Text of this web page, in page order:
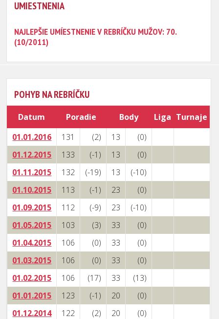
UMIESTNENIA
NAJLEPŠIE UMÍESTNENIE V REBRÍČKU MUŽOV: 70.
(10/2011)
POHYB NA REBRÍČKU
Datum Poradie Body Liga Turnaje
01.01.2016
131 (2) 13
(0)
01.12.2015
133 (-1) 13
(0)
01.11.2015
132 (-19) 13
(-10)
01.10.2015
113 (-1) 23
(0)
01.09.2015
112 (-9) 23
(-10)
01.05.2015
103 (3) 33
(0)
01.04.2015
106 (0) 33
(0)
01.03.2015
106 (0) 33
(0)
01.02.2015
106 (17) 33
(13)
01.01.2015
123 (-1) 20
(0)
01.12.2014
122 (2) 20
(0)